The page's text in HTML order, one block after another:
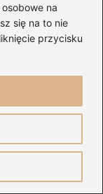
na
się na to nie
przycisku